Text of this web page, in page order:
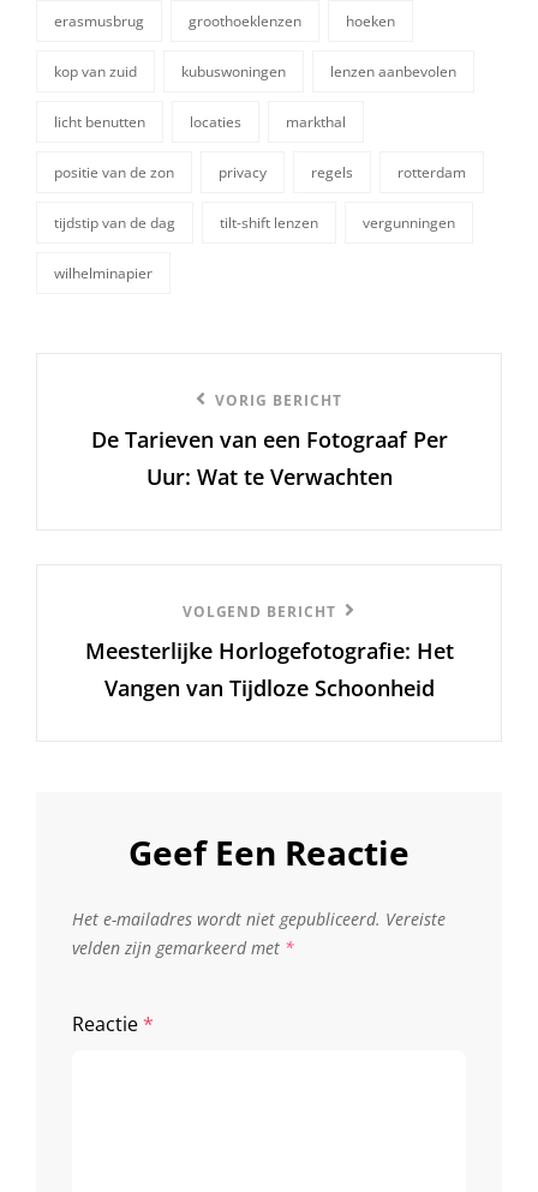
erasmusbrug groothoeklenzen hoeken
kop van zuid kubuswoningen lenzen aanbevolen
licht benutten locaties markthal
positie van de zon privacy regels rotterdam
tijdstip van de dag tilt-shift lenzen vergunningen
wilhelminapier
bericht
VORIG BERICHT
De Tarieven van een Fotograaf Per
Uur: Wat te Verwachten
Bericht
VOLGEND BERICHT
Meesterlijke Horlogefotografie: Het
Vangen van Tijdloze Schoonheid
Geef Een Reactie
Het e-mailadres wordt niet gepubliceerd. Vereiste
velden zijn gemarkeerd met *
Reactie*